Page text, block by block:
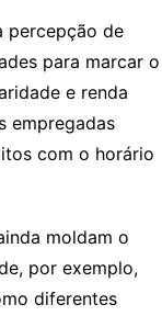
percepção de
para marcar o
e renda
empregadas
com o horário
moldam o
por exemplo,
diferentes